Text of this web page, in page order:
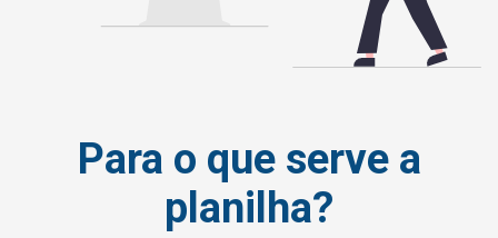
Para o que serve a
planilha?